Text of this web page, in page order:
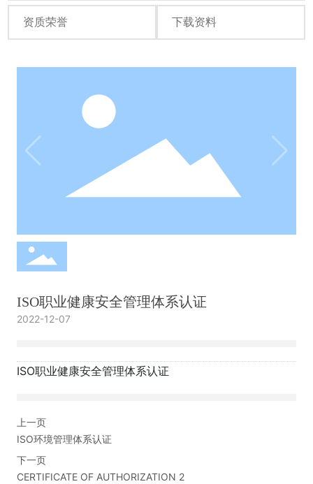
资质荣誉 下载资料
ISO职业健康安全管理体系认证
2022-12-07
ISO职业健康安全管理体系认证
上一页
ISO环境管理体系认证
下一页
CERTIFICATE OF AUTHORIZATION 2